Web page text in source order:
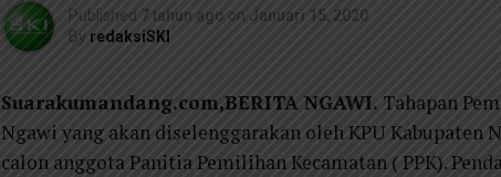
Published 7 tahun ago on Januari 15, 2020
By redaksiSKI
Suarakumandang.com,BERITA NGAWI. Tahapan
Ngawi yang akan diselenggarakan oleh KPU
calon anggota Panitia Pemilihan Kecamatan ( PPK).